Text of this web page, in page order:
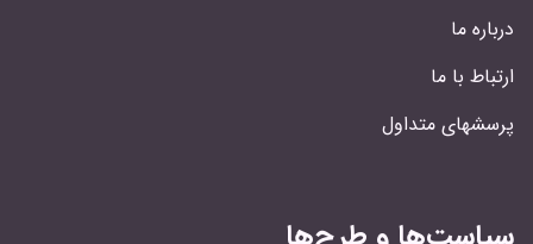
درباره ما
ارتباط با ما
پرسشهای متداول